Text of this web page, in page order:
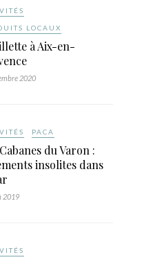
LOCAUX
à Aix-en-
2020
PACA
du Varon :
insolites dans
2019